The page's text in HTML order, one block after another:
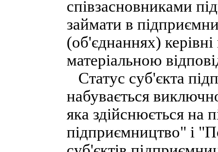
співзасновниками
займати в
(об'єднаннях)
матеріальною
Статус суб'єкта
набувається
яка здійснюється на
підприємництво" і